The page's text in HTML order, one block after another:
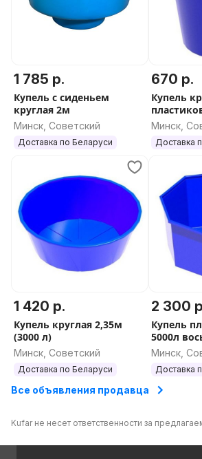
1 785 р.
Купель с сиденьем
круглая 2м
Минск, Советский
Доставка по Беларуси
670 р.
Купель круглая
Минск,
Доставка
1 420 р.
Купель круглая 2,35м
(3000 л)
Минск, Советский
Доставка по Беларуси
2 300
Купель
5000л
Минск,
Доставка
Все объявления продавца
Kufar не несет ответственности за